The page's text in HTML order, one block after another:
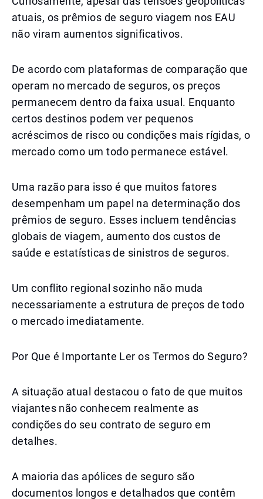
atuais, os prêmios de seguro viagem nos EAU
não viram aumentos significativos.
De acordo com plataformas de comparação que
operam no mercado de seguros, os preços
permanecem dentro da faixa usual. Enquanto
certos destinos podem ver pequenos
acréscimos de risco ou condições mais rígidas, o
mercado como um todo permanece estável.
Uma razão para isso é que muitos fatores
desempenham um papel na determinação dos
prêmios de seguro. Esses incluem tendências
globais de viagem, aumento dos custos de
saúde e estatísticas de sinistros de seguros.
Um conflito regional sozinho não muda
necessariamente a estrutura de preços de todo
o mercado imediatamente.
Por Que é Importante Ler os Termos do Seguro?
A situação atual destacou o fato de que muitos
viajantes não conhecem realmente as
condições do seu contrato de seguro em
detalhes.
A maioria das apólices de seguro são
documentos longos e detalhados que contêm